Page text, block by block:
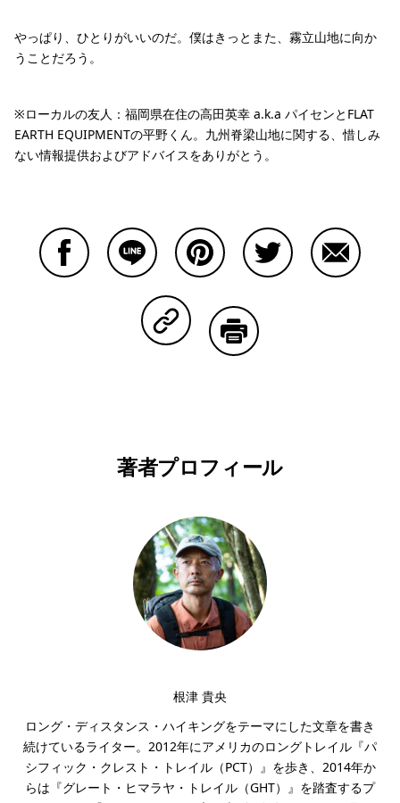
やっぱり、ひとりがいいのだ。僕はきっとまた、霧立山地に向か
うことだろう。
※ローカルの友人：福岡県在住の高田英幸 a.k.a パイセンとFLAT
EARTH EQUIPMENTの平野くん。九州脊梁山地に関する、惜しみ
ない情報提供およびアドバイスをありがとう。
Copy Linkで共有する
著者プロフィール
根津 貴央
ロング・ディスタンス・ハイキングをテーマにした文章を書き
続けているライター。2012年にアメリカのロングトレイル『パ
シフィック・クレスト・トレイル（PCT）』を歩き、2014年か
らは『グレート・ヒマラヤ・トレイル（GHT）』を踏査するプ